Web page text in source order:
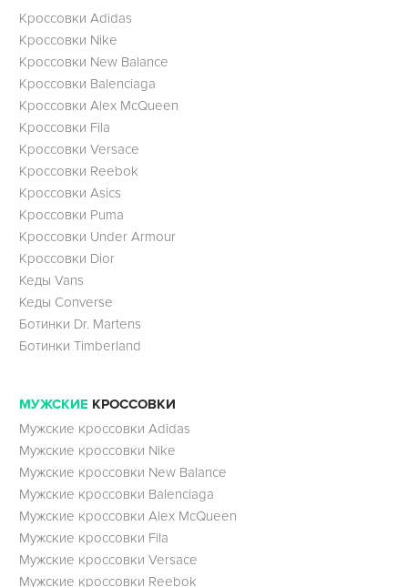
Кроссовки Adidas
Кроссовки Nike
Кроссовки New Balance
Кроссовки Balenciaga
Кроссовки Alex McQueen
Кроссовки Fila
Кроссовки Versace
Кроссовки Reebok
Кроссовки Asics
Кроссовки Puma
Кроссовки Under Armour
Кроссовки Dior
Кеды Vans
Кеды Converse
Ботинки Dr. Martens
Ботинки Timberland
МУЖСКИЕ КРОССОВКИ
Мужские кроссовки Adidas
Мужские кроссовки Nike
Мужские кроссовки New Balance
Мужские кроссовки Balenciaga
Мужские кроссовки Alex McQueen
Мужские кроссовки Fila
Мужские кроссовки Versace
Мужские кроссовки Reebok